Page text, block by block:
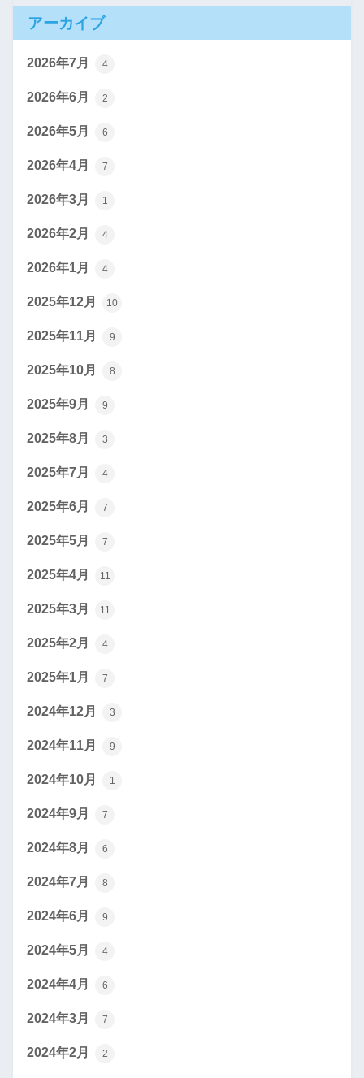
アーカイブ
2026年7月 4
2026年6月 2
2026年5月 6
2026年4月 7
2026年3月 1
2026年2月 4
2026年1月 4
2025年12月 10
2025年11月 9
2025年10月 8
2025年9月 9
2025年8月 3
2025年7月 4
2025年6月 7
2025年5月 7
2025年4月 11
2025年3月 11
2025年2月 4
2025年1月 7
2024年12月 3
2024年11月 9
2024年10月 1
2024年9月 7
2024年8月 6
2024年7月 8
2024年6月 9
2024年5月 4
2024年4月 6
2024年3月 7
2024年2月 2